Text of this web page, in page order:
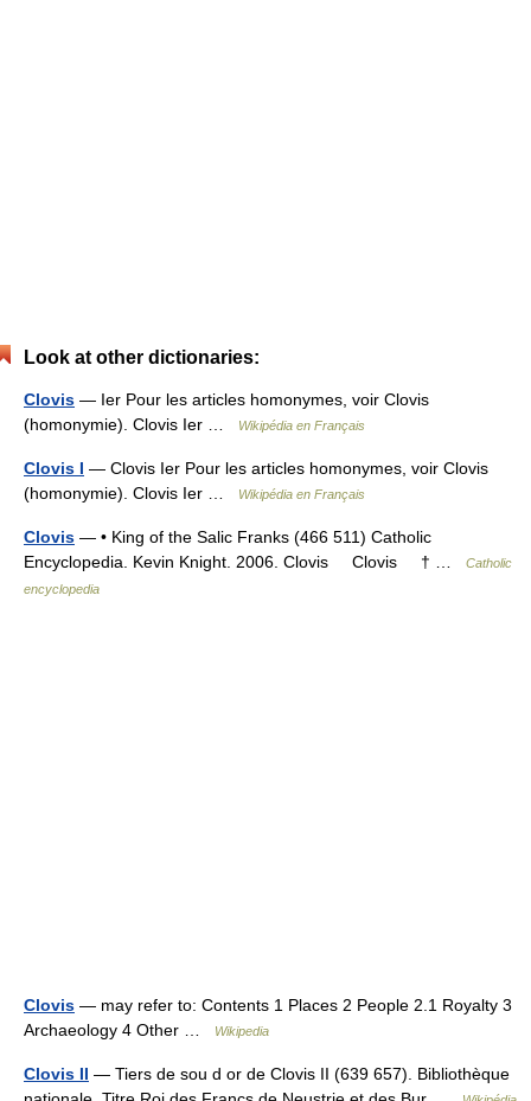
Look at other dictionaries:
Clovis — Ier Pour les articles homonymes, voir Clovis
(homonymie). Clovis Ier …
Wikipédia en Français
Clovis I — Clovis Ier Pour les articles homonymes, voir Clovis
(homonymie). Clovis Ier …
Wikipédia en Français
Clovis — • King of the Salic Franks (466 511) Catholic
Encyclopedia. Kevin Knight. 2006. Clovis Clovis † …
Catholic
encyclopedia
Clovis — may refer to: Contents 1 Places 2 People 2.1 Royalty 3
Archaeology 4 Other …
Wikipedia
Clovis II — Tiers de sou d or de Clovis II (639 657). Bibliothèque